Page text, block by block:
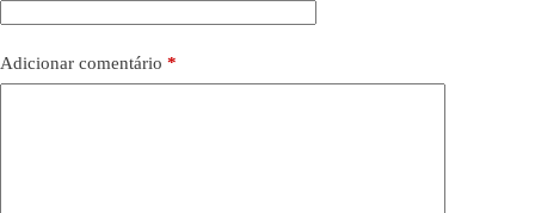
Adicionar comentário *